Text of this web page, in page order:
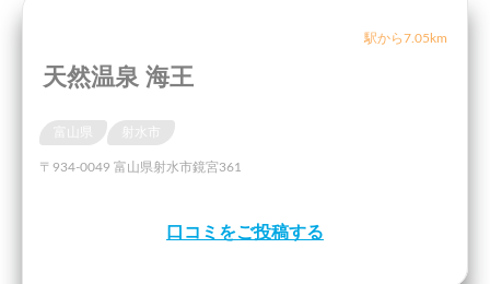
駅から7.05km
天然温泉 海王
〒934-0049 富山県射水市鏡宮361
口コミをご投稿する